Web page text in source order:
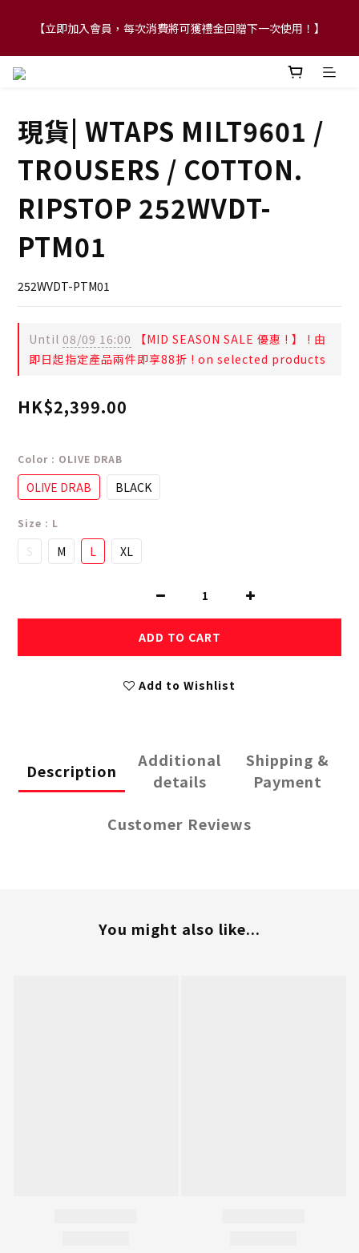
【FLASH SALE 兩件指定現貨產品即享88折】
【立即加入會員，每次消費將可獲禮金回贈下一次使用！】
【FLASH SALE 兩件指定現貨產品即享88折】
現貨| WTAPS MILT9601 /
TROUSERS / COTTON.
RIPSTOP 252WVDT-
PTM01
252WVDT-PTM01
Until 08/09 16:00 【MID SEASON SALE 優惠 ! 】 ! 由
即日起指定產品兩件即享88折 ! on selected products
HK$2,399.00
Color : OLIVE DRAB
OLIVE DRAB BLACK
Size : L
S M L XL
ADD TO CART
Add to Wishlist
Description
Additional
details
Shipping &
Payment
Customer Reviews
You might also like...